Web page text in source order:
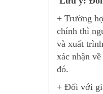
+ Trường
chính thì
và xuất
xác nhận
đó.
+ Đối với